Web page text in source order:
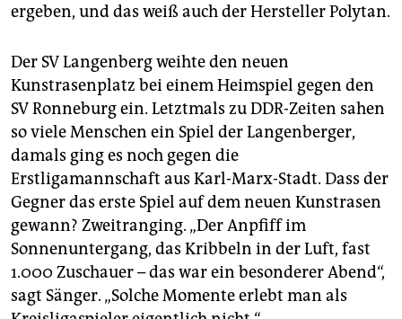
ergeben, und das weiß auch der Hersteller Polytan.
Der SV Langenberg weihte den neuen
Kunstrasenplatz bei einem Heimspiel gegen den
SV Ronneburg ein. Letztmals zu DDR-Zeiten sahen
so viele Menschen ein Spiel der Langenberger,
damals ging es noch gegen die
Erstligamannschaft aus Karl-Marx-Stadt. Dass der
Gegner das erste Spiel auf dem neuen Kunstrasen
gewann? Zweitranging. „Der Anpfiff im
Sonnenuntergang, das Kribbeln in der Luft, fast
1.000 Zuschauer – das war ein besonderer Abend“,
sagt Sänger. „Solche Momente erlebt man als